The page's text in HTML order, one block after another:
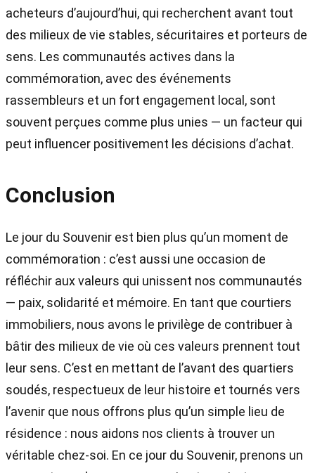
acheteurs d’aujourd’hui, qui recherchent avant tout
des milieux de vie stables, sécuritaires et porteurs de
sens. Les communautés actives dans la
commémoration, avec des événements
rassembleurs et un fort engagement local, sont
souvent perçues comme plus unies — un facteur qui
peut influencer positivement les décisions d’achat.
Conclusion
Le jour du Souvenir est bien plus qu’un moment de
commémoration : c’est aussi une occasion de
réfléchir aux valeurs qui unissent nos communautés
— paix, solidarité et mémoire. En tant que courtiers
immobiliers, nous avons le privilège de contribuer à
bâtir des milieux de vie où ces valeurs prennent tout
leur sens. C’est en mettant de l’avant des quartiers
soudés, respectueux de leur histoire et tournés vers
l’avenir que nous offrons plus qu’un simple lieu de
résidence : nous aidons nos clients à trouver un
véritable chez-soi. En ce jour du Souvenir, prenons un